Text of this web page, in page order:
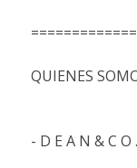
QUIENES
- D E A N & C O